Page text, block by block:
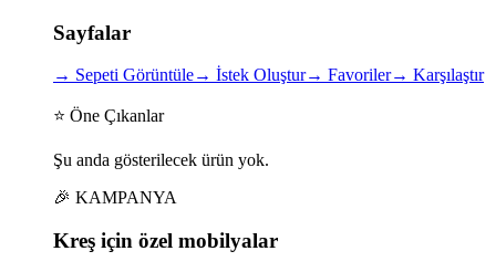
Sayfalar
→ Sepeti Görüntüle→ İstek Oluştur→ Favoriler→ Karşılaştır
⭐ Öne Çıkanlar
Şu anda gösterilecek ürün yok.
🎉 KAMPANYA
Kreş için özel mobilyalar